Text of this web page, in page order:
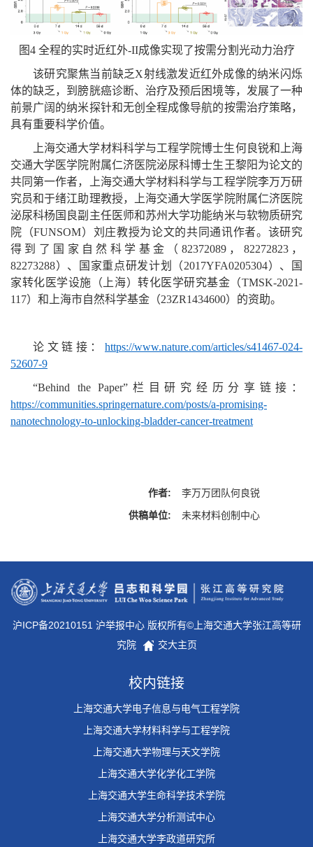
图4 全程的实时近红外-II成像实现了按需分割光动力治疗
该研究聚焦当前缺乏X射线激发近红外成像的纳米闪烁
体的缺乏，到膀胱癌诊断、治疗及预后困境等，发展了一种
前景广阔的纳米探针和无创全程成像导航的按需治疗策略，
具有重要科学价值。
上海交通大学材料科学与工程学院博士生何良锐和上海
交通大学医学院附属仁济医院泌尿科博士生王黎阳为论文的
共同第一作者，上海交通大学材料科学与工程学院李万万研
究员和于绪江助理教授，上海交通大学医学院附属仁济医院
泌尿科杨国良副主任医师和苏州大学功能纳米与软物质研究
院（FUNSOM）刘庄教授为论文的共同通讯作者。该研究
得到了国家自然科学基金（82372089，82272823，
82273288）、国家重点研发计划（2017YFA0205304）、国
家转化医学设施（上海）转化医学研究基金（TMSK-2021-
117）和上海市自然科学基金（23ZR1434600）的资助。
论文链接： https://www.nature.com/articles/s41467-024-
52607-9
“Behind the Paper”栏目研究经历分享链接：
https://communities.springernature.com/posts/a-promising-
nanotechnology-to-unlocking-bladder-cancer-treatment
作者:
李万万团队何良锐
供稿单位:
未来材料创制中心
沪ICP备20210151 沪举报中心 版权所有©上海交通大学张江高等研
究院
交大主页
校内链接
上海交通大学电子信息与电气工程学院
上海交通大学材料科学与工程学院
上海交通大学物理与天文学院
上海交通大学化学化工学院
上海交通大学生命科学技术学院
上海交通大学分析测试中心
上海交通大学李政道研究所